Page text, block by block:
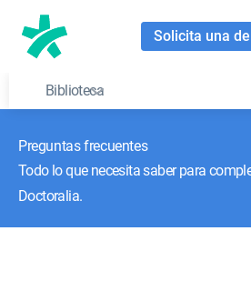
Solicita una
Biblioteca
Preguntas frecuentes
Todo lo que necesita saber para
Doctoralia.